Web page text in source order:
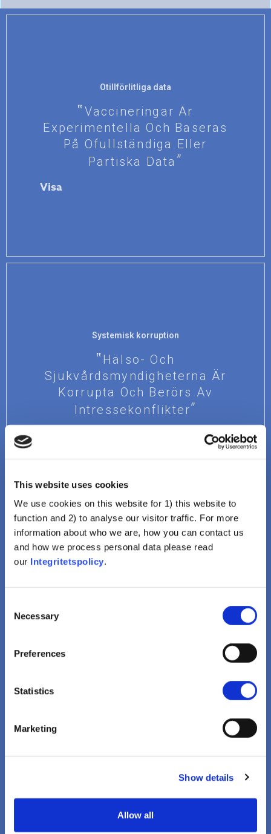
This website uses cookies
We use cookies on this website for 1) this website to
function and 2) to analyse our visitor traffic. For more
information about who we are, how you can contact us
and how we process personal data please read
our Integritetspolicy.
Selection
Necessary
Preferences
Statistics
Marketing
Show details
Allow all
Otillförlitliga data
Vaccineringar Är
Experimentella Och Baseras
På Ofullständiga Eller
Partiska Data
Visa
Systemisk korruption
Hälso- Och
Sjukvårdsmyndigheterna Är
Korrupta Och Berörs Av
Intressekonflikter
Marginaliserade grupper